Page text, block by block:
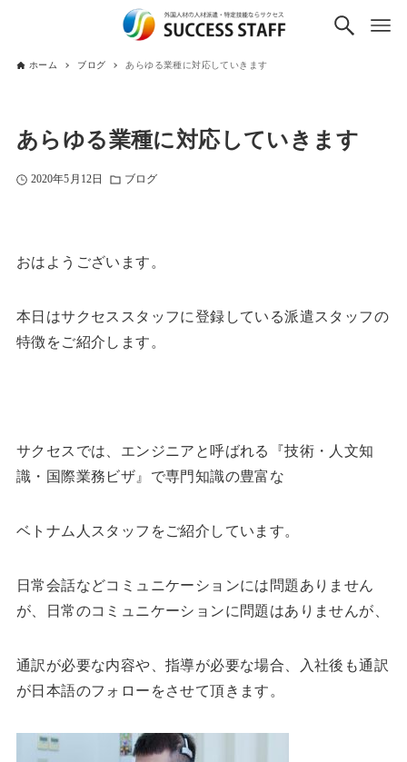
ホーム ブログ あらゆる業種に対応していきます
あらゆる業種に対応していきます
2020年5月12日 ブログ
おはようございます。
本日はサクセススタッフに登録している派遣スタッフの
特徴をご紹介します。
サクセスでは、エンジニアと呼ばれる『技術・人文知
識・国際業務ビザ』で専門知識の豊富な
ベトナム人スタッフをご紹介しています。
日常会話などコミュニケーションには問題ありません
が、日常のコミュニケーションに問題はありませんが、
通訳が必要な内容や、指導が必要な場合、入社後も通訳
が日本語のフォローをさせて頂きます。